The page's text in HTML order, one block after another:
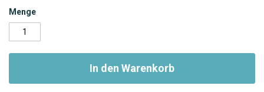
Menge
In den Warenkorb